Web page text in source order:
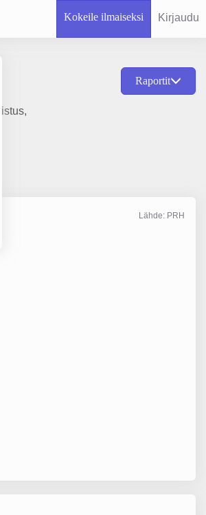
Kokeile ilmaiseksi Kirjaudu
Raportit
Lähde: PRH